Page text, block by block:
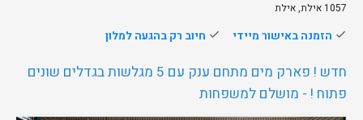
1057 אילת, אילת
done הזמנה באישור מיידי done חיוב רק בהגעה למלון
חדש ! פארק מים מתחם ענק עם 5 מגלשות בגדלים שונים
פתוח ! - מושלם למשפחות
נציג
יחזור
בשעות
הפעילות